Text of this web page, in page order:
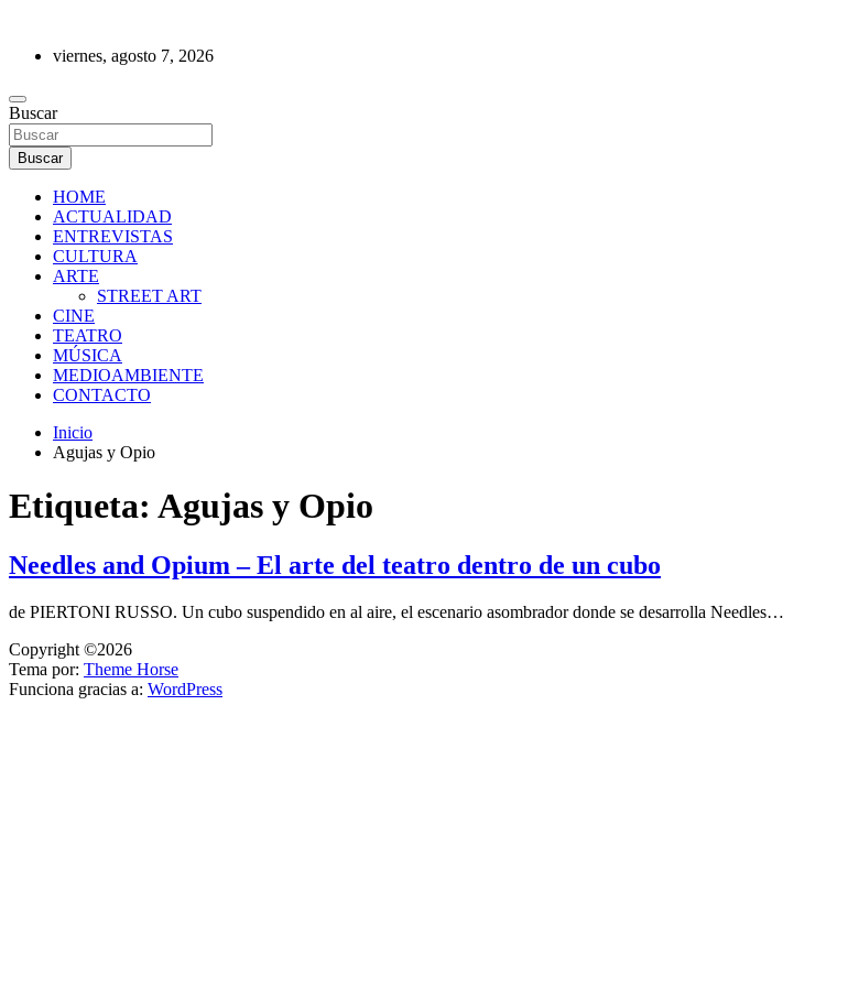
contenidoviernes, agosto 7, 2026
REVISTA DE PRENSA
Buscar
Buscar
HOME
ACTUALIDAD
ENTREVISTAS
CULTURA
ARTE
STREET ART
CINE
TEATRO
MÚSICA
MEDIOAMBIENTE
CONTACTO
Inicio
Agujas y Opio
Etiqueta: Agujas y Opio
Needles and Opium – El arte del teatro dentro de un cubo
de PIERTONI RUSSO. Un cubo suspendido en al aire, el escenario asombrador donde se desarrolla Needles…
Copyright ©2026
Tema por: Theme Horse
Funciona gracias a: WordPress